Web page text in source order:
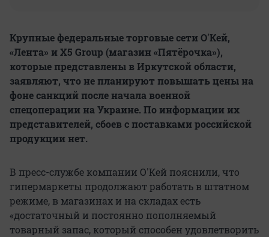
Крупные федеральные торговые сети О'Кей,
«Лента» и X5 Group (магазин «Пятёрочка»),
которые представлены в Иркутской области,
заявляют, что не планируют повышать цены на
фоне санкций после начала военной
спецоперации на Украине. По информации их
представителей, сбоев с поставками российской
продукции нет.
В пресс-службе компании О'Кей пояснили, что
гипермаркеты продолжают работать в штатном
режиме, в магазинах и на складах есть
«достаточный и постоянно пополняемый
товарный запас, который способен удовлетворить